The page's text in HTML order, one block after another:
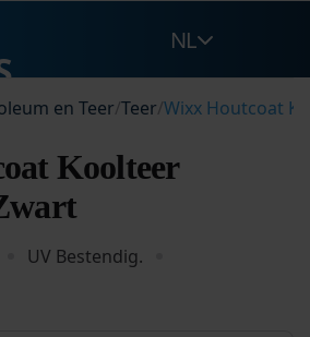
NL
en Teer/Teer/Wixx Houtcoat
Koolteer
UV Bestendig.